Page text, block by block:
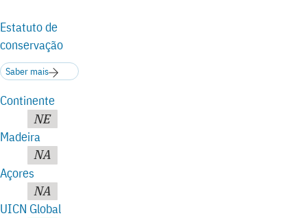
Estatuto de
conservação
Saber mais
Continente
NE
Madeira
NA
Açores
NA
UICN Global